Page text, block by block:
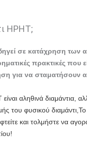
HPHT;
σε κατάχρηση
πρακτικές που
για να
αληθινά διαμάντια,
του φυσικού
και τολμήστε να